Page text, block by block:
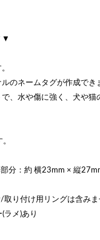
のネームタグが作成でき
、水や傷に強く、犬や猫
分：約 横23mm × 縦
り付け用リングは含みま
ラメ)あり